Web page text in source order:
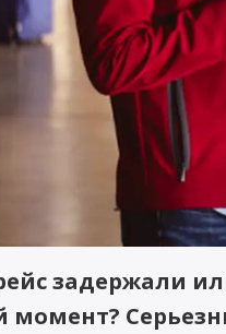
задержали
момент?